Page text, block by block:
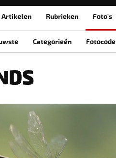
Artikelen Rubrieken Foto's
Categorieën Fotocode